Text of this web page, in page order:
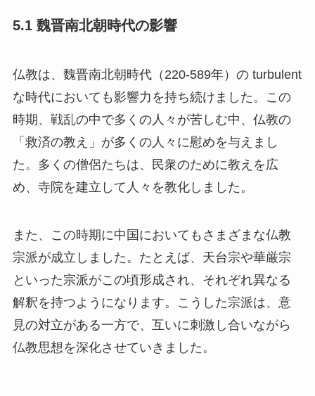
5.1 魏晋南北朝時代の影響
仏教は、魏晋南北朝時代（220-589年）の turbulent
な時代においても影響力を持ち続けました。この
時期、戦乱の中で多くの人々が苦しむ中、仏教の
「救済の教え」が多くの人々に慰めを与えまし
た。多くの僧侶たちは、民衆のために教えを広
め、寺院を建立して人々を教化しました。
また、この時期に中国においてもさまざまな仏教
宗派が成立しました。たとえば、天台宗や華厳宗
といった宗派がこの頃形成され、それぞれ異なる
解釈を持つようになります。こうした宗派は、意
見の対立がある一方で、互いに刺激し合いながら
仏教思想を深化させていきました。